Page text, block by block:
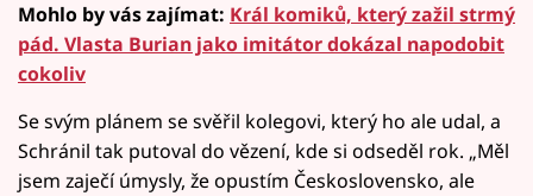
Mohlo by vás zajímat: Král komiků, který zažil strmý
pád. Vlasta Burian jako imitátor dokázal napodobit
cokoliv
Se svým plánem se svěřil kolegovi, který ho ale udal, a
Schránil tak putoval do vězení, kde si odseděl rok. „Měl
jsem zaječí úmysly, že opustím Československo, ale